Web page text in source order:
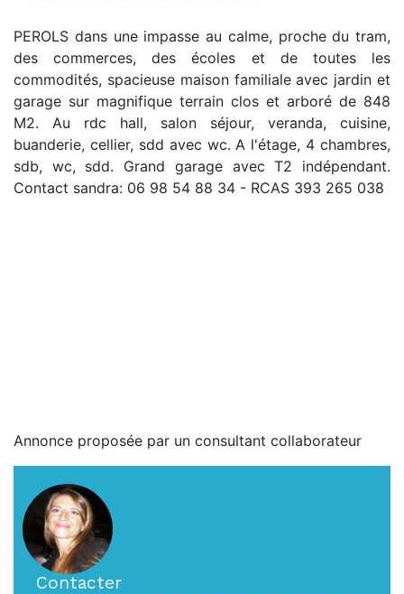
PEROLS dans une impasse au calme, proche du tram,
des commerces, des écoles et de toutes les
commodités, spacieuse maison familiale avec jardin et
garage sur magnifique terrain clos et arboré de 848
M2. Au rdc hall, salon séjour, veranda, cuisine,
buanderie, cellier, sdd avec wc. A l'étage, 4 chambres,
sdb, wc, sdd. Grand garage avec T2 indépendant.
Contact sandra: 06 98 54 88 34 - RCAS 393 265 038
Annonce proposée par un consultant collaborateur
Contacter